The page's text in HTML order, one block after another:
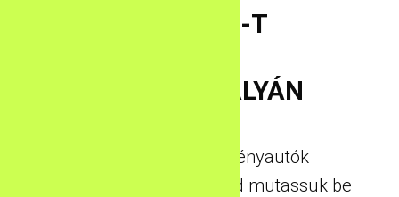
CAMARO-T
VERSENYPÁLYÁN
Üdvözöljük az Élményautók
Mennyországában! Hadd mutassuk be